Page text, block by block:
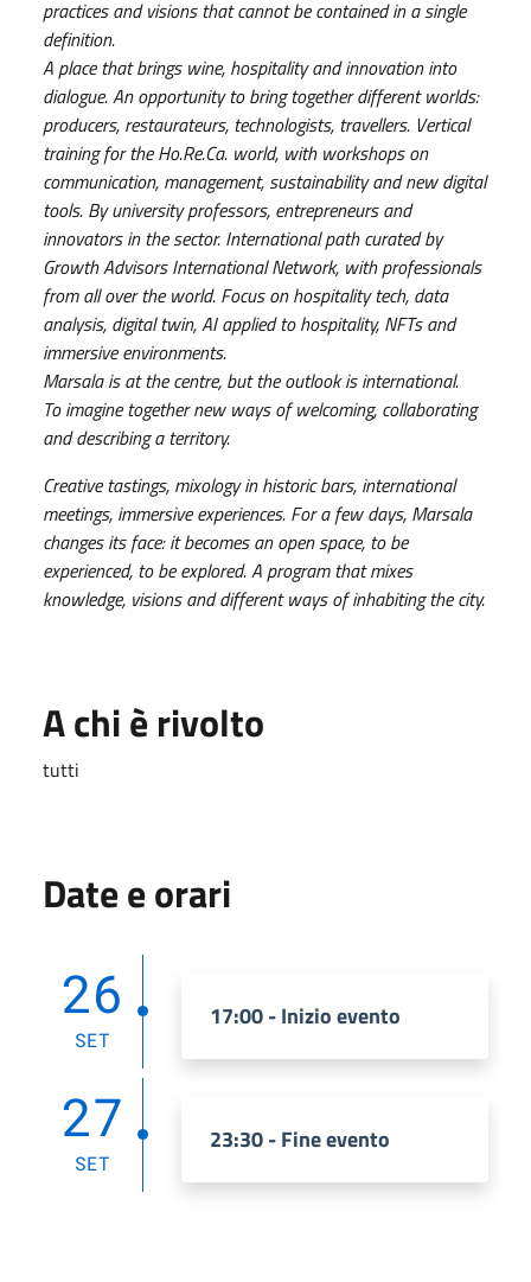
practices and visions that cannot be contained in a single
definition.
A place that brings wine, hospitality and innovation into
dialogue. An opportunity to bring together different worlds:
producers, restaurateurs, technologists, travellers. Vertical
training for the Ho.Re.Ca. world, with workshops on
communication, management, sustainability and new digital
tools. By university professors, entrepreneurs and
innovators in the sector. International path curated by
Growth Advisors International Network, with professionals
from all over the world. Focus on hospitality tech, data
analysis, digital twin, AI applied to hospitality, NFTs and
immersive environments.
Marsala is at the centre, but the outlook is international.
To imagine together new ways of welcoming, collaborating
and describing a territory.
Creative tastings, mixology in historic bars, international
meetings, immersive experiences. For a few days, Marsala
changes its face: it becomes an open space, to be
experienced, to be explored. A program that mixes
knowledge, visions and different ways of inhabiting the city.
A chi è rivolto
tutti
Date e orari
26
SET
17:00 - Inizio evento
27
SET
23:30 - Fine evento